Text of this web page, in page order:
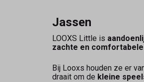
Jassen
LOOXS Little is
zachte en
Bij Looxs houden ze er
draait om de kleine